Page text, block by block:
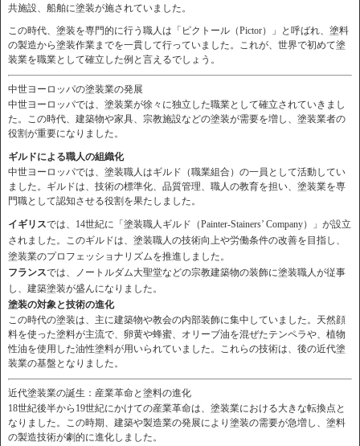
共施設、船舶に塗装が施されていました。
この時代、塗装を専門的に行う職人は「ピクトール（Pictor）」と呼ばれ、塗料
の製造から塗装作業までを一貫して行っていました。これが、世界で初めて塗
装業を職業として確立した例と言えるでしょう。
中世ヨーロッパの塗装業の発展
中世ヨーロッパでは、塗装業が徐々に独立した職業として確立されていきまし
た。この時代、建築物や家具、宗教施設などの塗装が需要を増し、塗装業者の
役割が重要になりました。
ギルドによる職人の組織化
中世ヨーロッパでは、塗装職人はギルド（職業組合）の一員として活動してい
ました。ギルドは、技術の標準化、品質管理、職人の教育を担い、塗装業を専
門職として認知させる役割を果たしました。
イギリスでは、14世紀に「塗装職人ギルド（Painter-Stainers’ Company）」が設立
されました。このギルドは、塗装職人の技術向上や労働条件の改善を目指し、
塗装業のプロフェッショナリズムを推進しました。
フランスでは、ノートルダム大聖堂などの宗教建築物の装飾に塗装職人が従事
し、建築塗装が盛んになりました。
塗装の対象と技術の進化
この時代の塗装は、主に建築物や教会の内部装飾に集中していました。天然顔
料を使った塗料が主流で、卵黄や蜂蜜、オリーブ油を混ぜたテンペラや、植物
性油を使用した油性塗料が用いられていました。これらの技術は、後の近代塗
装業の基盤となりました。
近代塗装業の誕生：産業革命と塗料の進化
18世紀後半から19世紀にかけての産業革命は、塗装業における大きな転換点と
なりました。この時期、建築や製造業の発展により塗装の需要が急増し、塗料
の製造技術が劇的に進化しました。